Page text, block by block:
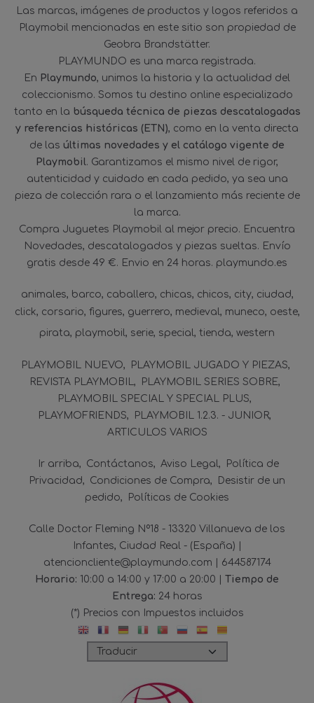
Las marcas, imágenes de productos y logos referidos a
Playmobil mencionadas en este sitio son propiedad de
Geobra Brandstätter.
PLAYMUNDO es una marca registrada.
En Playmundo, unimos la historia y la actualidad del
coleccionismo. Somos tu destino online especializado
tanto en la búsqueda técnica de piezas descatalogadas
y referencias históricas (ETN), como en la venta directa
de las últimas novedades y el catálogo vigente de
Playmobil. Garantizamos el mismo nivel de rigor,
autenticidad y cuidado en cada pedido, ya sea una
pieza de colección rara o el lanzamiento más reciente de
la marca.
Compra Juguetes Playmobil al mejor precio. Encuentra
Novedades, descatalogados y piezas sueltas. Envío
gratis desde 49 €. Envio en 24 horas. playmundo.es
animales barco caballero chicas chicos city ciudad
click corsario figures guerrero medieval muneco oeste
pirata playmobil serie special tienda western
PLAYMOBIL NUEVO
PLAYMOBIL JUGADO Y PIEZAS
REVISTA PLAYMOBIL
PLAYMOBIL SERIES SOBRE
PLAYMOBIL SPECIAL Y SPECIAL PLUS
PLAYMOFRIENDS
PLAYMOBIL 1.2.3. - JUNIOR
ARTICULOS VARIOS
Ir arriba Contáctanos Aviso Legal
Política de
Privacidad
Condiciones de Compra
Desistir de un
pedido
Políticas de Cookies
Calle Doctor Fleming Nº18 - 13320 Villanueva de los
Infantes, Ciudad Real - (España) |
atencioncliente@playmundo.com | 644587174
Horario: 10:00 a 14:00 y 17:00 a 20:00 | Tiempo de
Entrega: 24 horas
(*) Precios con Impuestos incluidos